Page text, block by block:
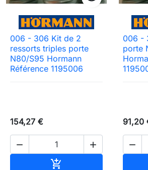
006 - 306 Kit de 2
ressorts triples porte
N80/S95 Hormann
Référence 1195006
154,27 €
 

006 -
porte
91,20
